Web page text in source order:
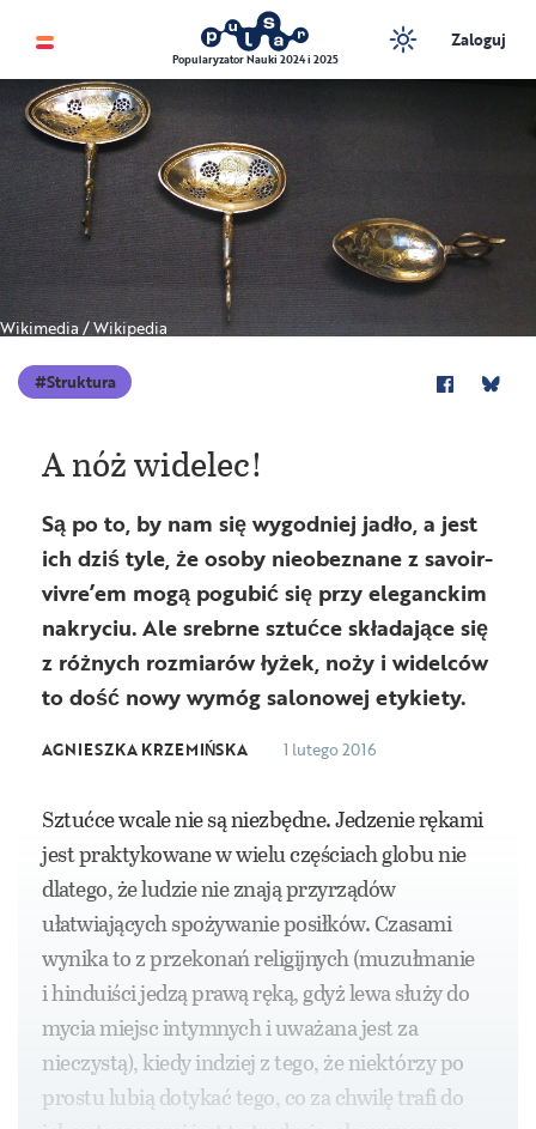
Popularyzator Nauki 2024 i 2025
Zaloguj
Wikimedia / Wikipedia
Struktura
A nóż widelec!
Są po to, by nam się wygodniej jadło, a jest
ich dziś tyle, że osoby nieobeznane z savoir-
vivre’em mogą pogubić się przy eleganckim
nakryciu. Ale srebrne sztućce składające się
z różnych rozmiarów łyżek, noży i widelców
to dość nowy wymóg salonowej etykiety.
AGNIESZKA KRZEMIŃSKA 1 lutego 2016
Sztućce wcale nie są niezbędne. Jedzenie rękami
jest praktykowane w wielu częściach globu nie
dlatego, że ludzie nie znają przyrządów
ułatwiających spożywanie posiłków. Czasami
wynika to z przekonań religijnych (muzułmanie
i hinduiści jedzą prawą ręką, gdyż lewa służy do
mycia miejsc intymnych i uważana jest za
nieczystą), kiedy indziej z tego, że niektórzy po
prostu lubią dotykać tego, co za chwilę trafi do